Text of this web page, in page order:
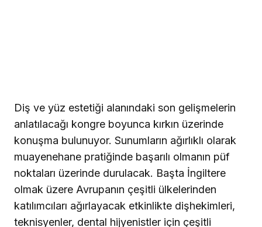
Diş ve yüz estetiği alanındaki son gelişmelerin
anlatılacağı kongre boyunca kırkın üzerinde
konuşma bulunuyor. Sunumların ağırlıklı olarak
muayenehane pratiğinde başarılı olmanın püf
noktaları üzerinde durulacak. Başta İngiltere
olmak üzere Avrupanın çeşitli ülkelerinden
katılımcıları ağırlayacak etkinlikte dişhekimleri,
teknisyenler, dental hijyenistler için çeşitli